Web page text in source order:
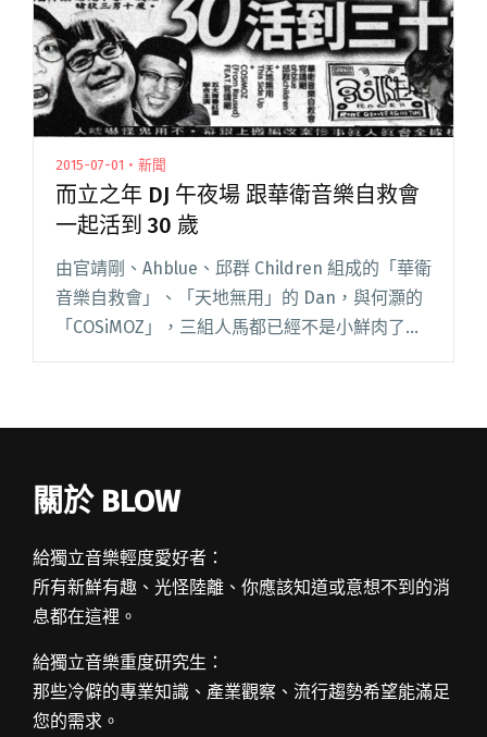
2015-07-01・新聞
而立之年 DJ 午夜場 跟華衛音樂自救會
一起活到 30 歲
由官靖剛、Ahblue、邱群 Children 組成的「華衛
音樂自救會」、「天地無用」的 Dan，與何灝的
「COSiMOZ」，三組人馬都已經不是小鮮肉了，
他們從 20 幾歲的男孩，一路活到 30 歲，從一群
關於 BLOW
給獨立音樂輕度愛好者：
所有新鮮有趣、光怪陸離、你應該知道或意想不到的消
息都在這裡。
給獨立音樂重度研究生：
那些冷僻的專業知識、產業觀察、流行趨勢希望能滿足
您的需求。